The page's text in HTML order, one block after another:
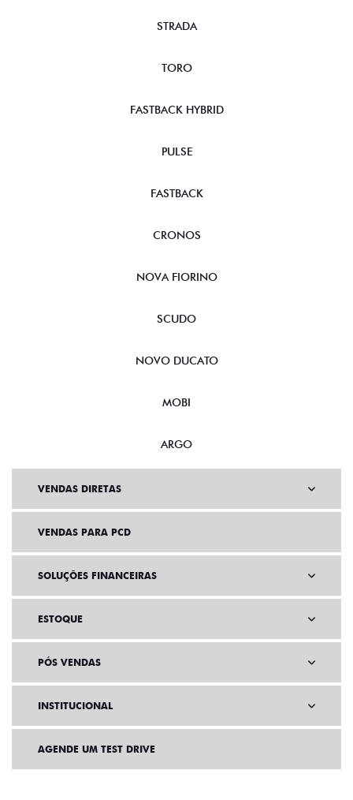
STRADA
TORO
FASTBACK HYBRID
PULSE
FASTBACK
CRONOS
NOVA FIORINO
SCUDO
NOVO DUCATO
MOBI
ARGO
VENDAS DIRETAS
VENDAS PARA PCD
SOLUÇÕES FINANCEIRAS
ESTOQUE
PÓS VENDAS
INSTITUCIONAL
AGENDE UM TEST DRIVE